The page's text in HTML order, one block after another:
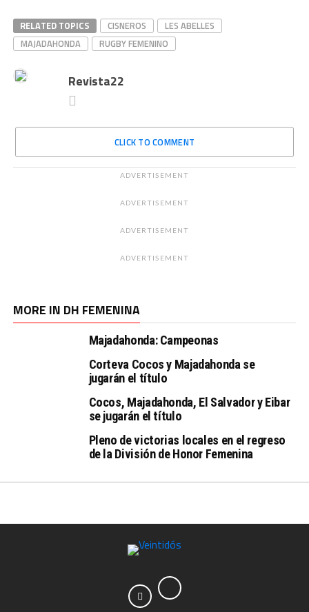
RELATED TOPICS CISNEROS
LES ABELLES
MAJADAHONDA
RUGBY FEMENINO
Revista22
CLICK TO COMMENT
ADVERTISEMENT
ADVERTISEMENT
ADVERTISEMENT
ADVERTISEMENT
MORE IN DH FEMENINA
Majadahonda: Campeonas
Corteva Cocos y Majadahonda se
jugarán el título
Cocos, Majadahonda, El Salvador y Eibar
se jugarán el título
Pleno de victorias locales en el regreso
de la División de Honor Femenina